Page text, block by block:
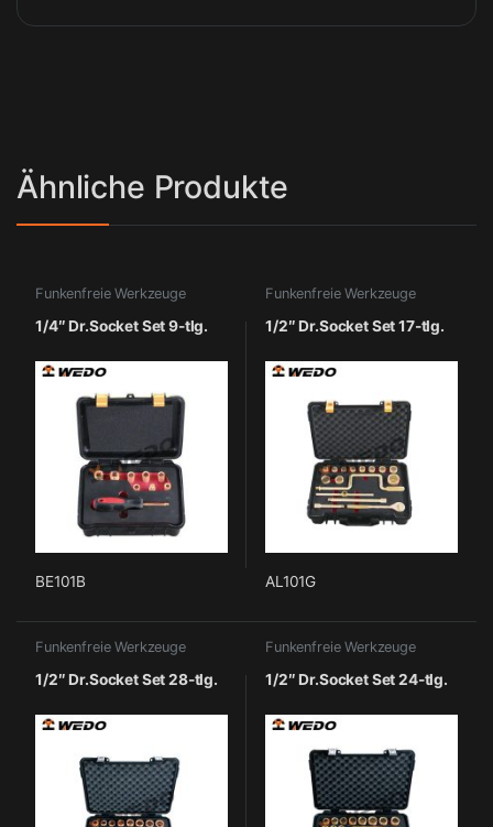
Ähnliche Produkte
Funkenfreie Werkzeuge
1/4″ Dr.Socket Set 9-tlg.
BE101B
Funkenfreie Werkzeuge
1/2″ Dr.Socket Set 17-tlg.
AL101G
Funkenfreie Werkzeuge
1/2″ Dr.Socket Set 28-tlg.
Funkenfreie Werkzeuge
1/2″ Dr.Socket Set 24-tlg.